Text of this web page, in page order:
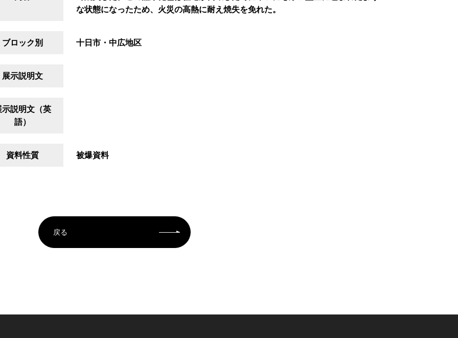
な状態になったため、火災の高熱に耐え焼失を免れた。
ブロック別 十日市・中広地区
展示説明文
示説明文（英
語）
資料性質 被爆資料
戻る